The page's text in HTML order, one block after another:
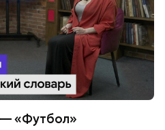
— «Футбол»